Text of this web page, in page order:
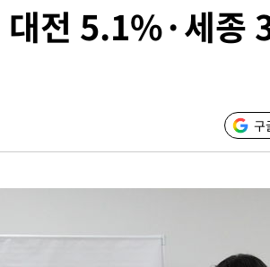
투표 정청래 47.82%·김민석
투표 김민석 승리…50.30%
의혹 심판 조사"
헤엄친 구렁이 '소동'
톨루카에 1-0 승리(종합)
본 폭염 저감시설 '온도차'
대전 5.1%·세
구